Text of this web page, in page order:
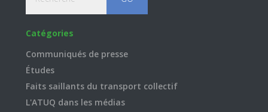
Catégories
Communiqués de presse
Études
Faits saillants du transport collectif
L'ATUQ dans les médias